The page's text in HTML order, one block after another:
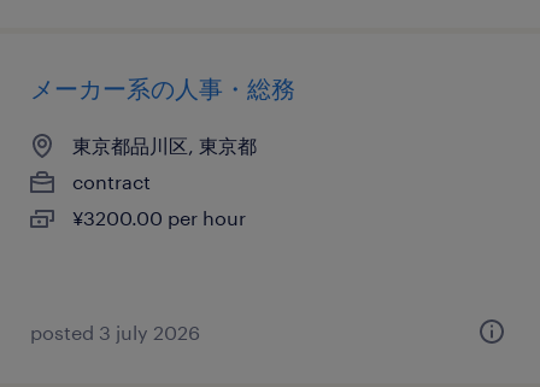
メーカー系の人事・総務
東京都品川区, 東京都
contract
¥3200.00 per hour
posted 3 july 2026